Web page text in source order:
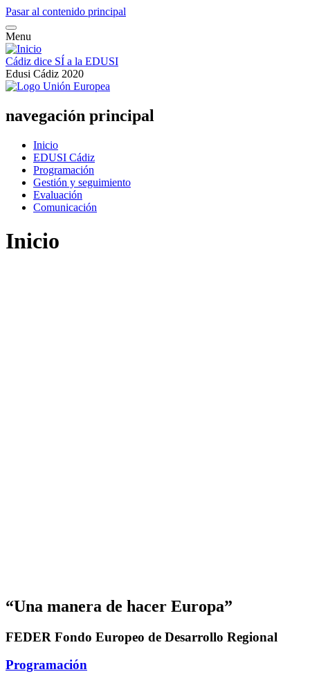
Pasar al contenido principal
Menu
Cádiz dice SÍ a la EDUSI
Edusi Cádiz 2020
navegación principal
Inicio
EDUSI Cádiz
Programación
Gestión y seguimiento
Evaluación
Comunicación
Inicio
“Una manera de hacer Europa”
FEDER Fondo Europeo de Desarrollo Regional
Programación